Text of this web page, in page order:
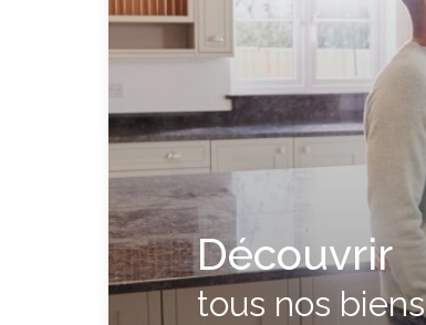
Découvrir
tous nos biens